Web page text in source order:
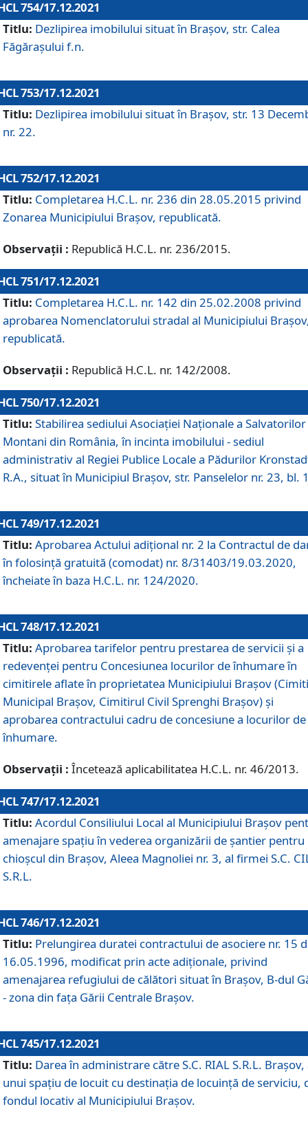
754/17.12.2021
Titlu: Dezlipirea imobilului situat în Brașov, str. Calea
Făgărașului f.n.
753/17.12.2021
Titlu: Dezlipirea imobilului situat în Brașov, str. 13
nr. 22.
752/17.12.2021
Titlu: Completarea H.C.L. nr. 236 din 28.05.2015 privind
Zonarea Municipiului Braşov, republicată.
Observații : Republică H.C.L. nr. 236/2015.
751/17.12.2021
Titlu: Completarea H.C.L. nr. 142 din 25.02.2008 privind
aprobarea Nomenclatorului stradal al Municipiului
republicată.
Observații : Republică H.C.L. nr. 142/2008.
750/17.12.2021
Titlu: Stabilirea sediului Asociației Naționale a Salvatorilor
Montani din România, în incinta imobilului - sediul
administrativ al Regiei Publice Locale a Pădurilor
R.A., situat în Municipiul Braşov, str. Panselelor nr. 23, bl.
749/17.12.2021
Titlu: Aprobarea Actului adițional nr. 2 la Contractul de
în folosință gratuită (comodat) nr. 8/31403/19.03.2020,
încheiate în baza H.C.L. nr. 124/2020.
748/17.12.2021
Titlu: Aprobarea tarifelor pentru prestarea de servicii şi a
redevenţei pentru Concesiunea locurilor de înhumare în
cimitirele aflate în proprietatea Municipiului Braşov
Municipal Braşov, Cimitirul Civil Sprenghi Braşov) şi
aprobarea contractului cadru de concesiune a locurilor de
înhumare.
Observații : Încetează aplicabilitatea H.C.L. nr. 46/2013.
747/17.12.2021
Titlu: Acordul Consiliului Local al Municipiului Braşov
amenajare spațiu în vederea organizării de șantier pentru
chioșcul din Brașov, Aleea Magnoliei nr. 3, al firmei S.C.
S.R.L.
746/17.12.2021
Titlu: Prelungirea duratei contractului de asociere nr. 15
16.05.1996, modificat prin acte adiționale, privind
amenajarea refugiului de călători situat în Brașov, B-dul
- zona din faţa Gării Centrale Brașov.
745/17.12.2021
Titlu: Darea în administrare către S.C. RIAL S.R.L. Brașov,
unui spațiu de locuit cu destinația de locuință de serviciu,
fondul locativ al Municipiului Brașov.